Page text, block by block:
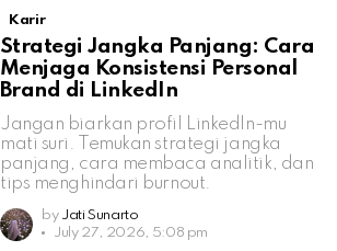
Karir
Strategi Jangka Panjang: Cara
Menjaga Konsistensi Personal
Brand di LinkedIn
Jangan biarkan profil LinkedIn-mu
mati suri. Temukan strategi jangka
panjang, cara membaca analitik, dan
tips menghindari burnout.
by Jati Sunarto
July 27, 2026, 5:08 pm